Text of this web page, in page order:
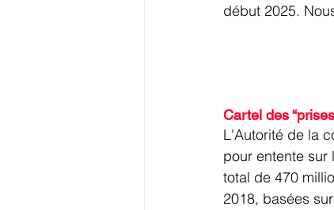
début 2025.
Cartel des
L'Autorité de la
pour entente
total de 470
2018, basées